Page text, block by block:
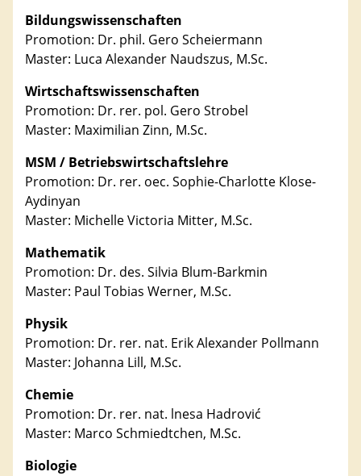
Bildungswissenschaften
Promotion: Dr. phil. Gero Scheiermann
Master: Luca Alexander Naudszus, M.Sc.
Wirtschaftswissenschaften
Promotion: Dr. rer. pol. Gero Strobel
Master: Maximilian Zinn, M.Sc.
MSM / Betriebswirtschaftslehre
Promotion: Dr. rer. oec. Sophie-Charlotte Klose-
Aydinyan
Master: Michelle Victoria Mitter, M.Sc.
Mathematik
Promotion: Dr. des. Silvia Blum-Barkmin
Master: Paul Tobias Werner, M.Sc.
Physik
Promotion: Dr. rer. nat. Erik Alexander Pollmann
Master: Johanna Lill, M.Sc.
Chemie
Promotion: Dr. rer. nat. lnesa Hadrović
Master: Marco Schmiedtchen, M.Sc.
Biologie